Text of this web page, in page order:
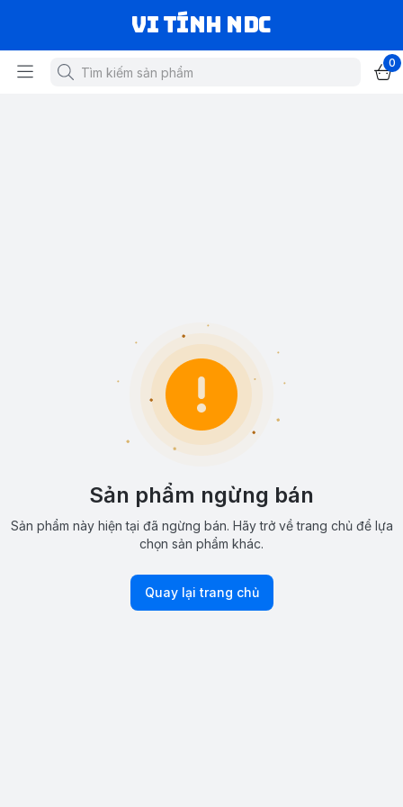
VI TÍNH NDC
0
Sản phẩm ngừng bán
Sản phẩm này hiện tại đã ngừng bán. Hãy trở về trang chủ để lựa
chọn sản phẩm khác.
Quay lại trang chủ